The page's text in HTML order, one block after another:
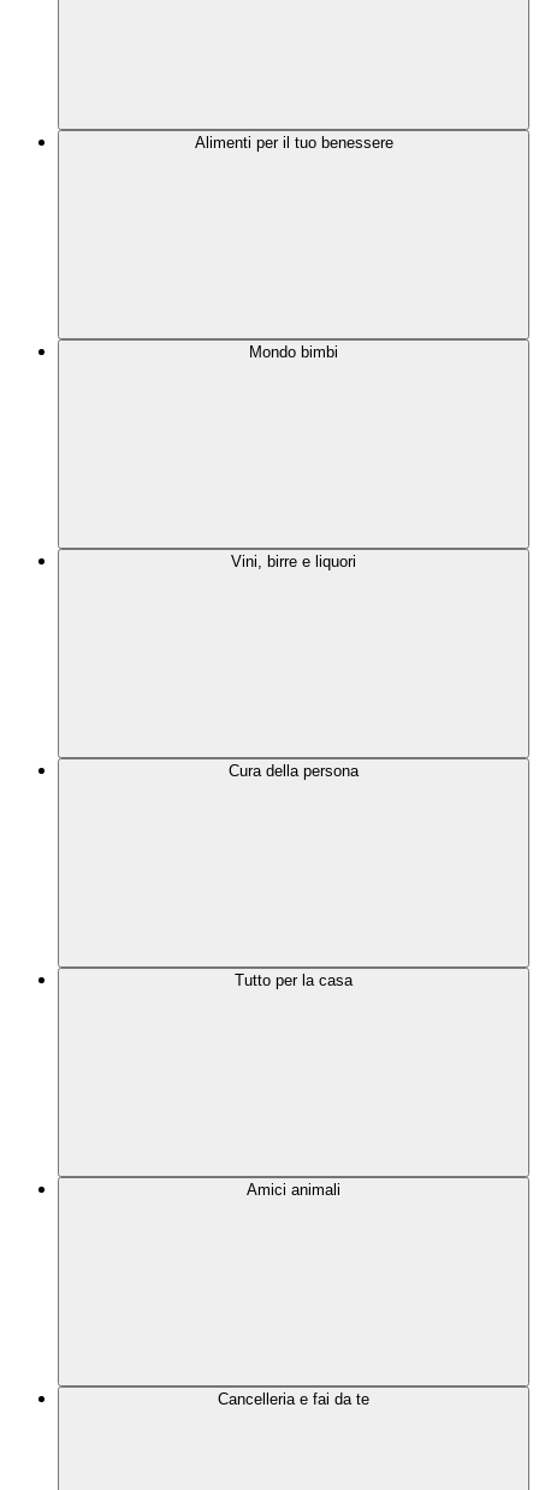
Alimenti per il tuo benessere
Mondo bimbi
Vini, birre e liquori
Cura della persona
Tutto per la casa
Amici animali
Cancelleria e fai da te